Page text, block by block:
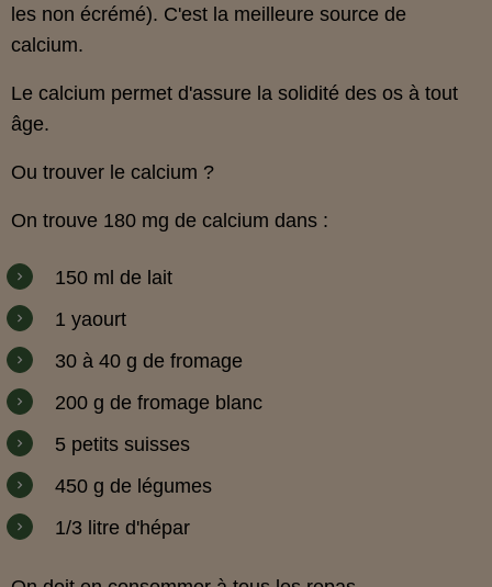
les non écrémé). C'est la meilleure source de
calcium.
Le calcium permet d'assure la solidité des os à tout
âge.
Ou trouver le calcium ?
On trouve 180 mg de calcium dans :
150 ml de lait
1 yaourt
30 à 40 g de fromage
200 g de fromage blanc
5 petits suisses
450 g de légumes
1/3 litre d'hépar